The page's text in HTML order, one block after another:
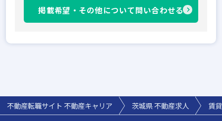
掲載希望・その他について問い合わせる
不動産転職サイト 不動産キャリア 茨城県不動産求人 賃